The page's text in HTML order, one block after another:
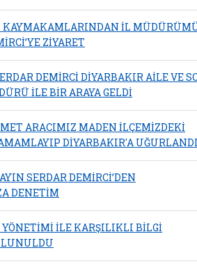
KAYMAKAMLARINDAN İL
ZİYARET
DEMİRCİ DİYARBAKIR AİLE VE
İLE BİR ARAYA GELDİ
ARACIMIZ MADEN İLÇEMİZDEKİ
DİYARBAKIR'A
SERDAR DEMİRCİ’DEN
DENETİM
İLE KARŞILIKLI BİLGİ